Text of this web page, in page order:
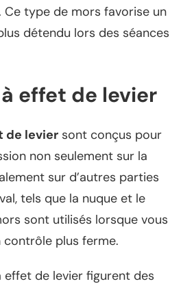
Ce type de mors favorise un
détendu lors des séances
effet de levier
de levier sont conçus pour
non seulement sur la
sur d’autres parties
tels que la nuque et le
sont utilisés lorsque vous
contrôle plus ferme.
effet de levier figurent des